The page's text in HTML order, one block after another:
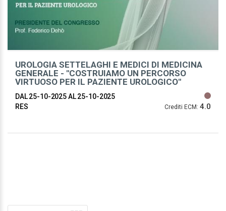
UROLOGIA SETTELAGHI E MEDICI DI MEDICINA
GENERALE - ''COSTRUIAMO UN PERCORSO
VIRTUOSO PER IL PAZIENTE UROLOGICO''
DAL 25-10-2025AL 25-10-2025
RES
Crediti ECM: 4.0